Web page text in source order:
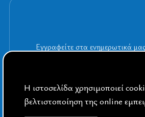
Εγγραφείτε στα ενημερωτικά
Η ιστοσελίδα χρησιμοποιεί
βελτιστοποίηση της online